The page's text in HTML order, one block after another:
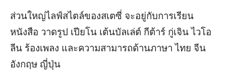
ส่วนใหญ่ไลฟ์สไตล์ของสเตซี่ จะอยู่กับการเรียน
หนังสือ วาดรูป เปียโน เต้นบัลเล่ต์ กีต้าร์ กู่เจิน ไวโอ
ลีน ร้องเพลง และความสามารถด้านภาษา ไทย จีน
อังกฤษ ญี่ปุ่น